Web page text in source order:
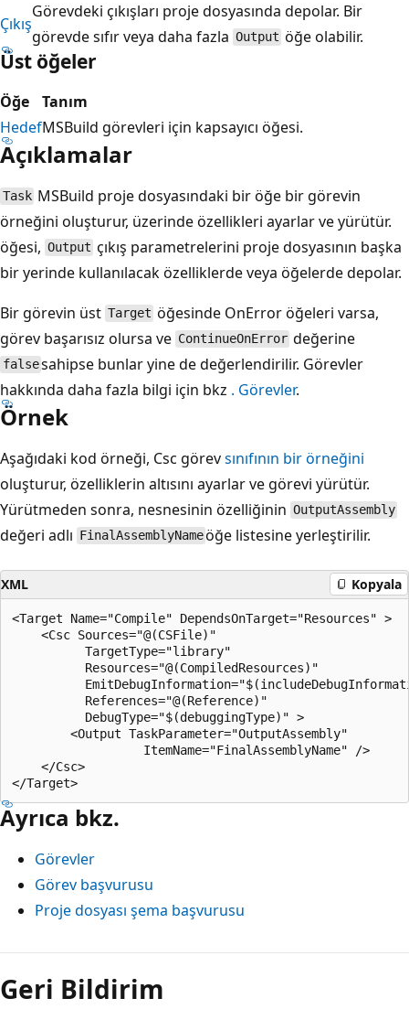
Çıkış
Görevdeki çıkışları proje dosyasında depolar. Bir
görevde sıfır veya daha fazla Output öğe olabilir.
Üst öğeler
Öğe
Tanım
HedefMSBuild görevleri için kapsayıcı öğesi.
Açıklamalar
Task MSBuild proje dosyasındaki bir öğe bir görevin
örneğini oluşturur, üzerinde özellikleri ayarlar ve yürütür.
öğesi, Output çıkış parametrelerini proje dosyasının başka
bir yerinde kullanılacak özelliklerde veya öğelerde depolar.
Bir görevin üst Target öğesinde OnErroröğeleri varsa,
görev başarısız olursa ve ContinueOnError değerine
falsesahipse bunlar yine de değerlendirilir. Görevler
hakkında daha fazla bilgi için bkz . Görevler.
Örnek
Aşağıdaki kod örneği, Csc görevsınıfının bir örneğini
oluşturur, özelliklerin altısını ayarlar ve görevi yürütür.
Yürütmeden sonra, nesnesinin özelliğinin OutputAssembly
değeri adlı FinalAssemblyNameöğe listesine yerleştirilir.
XML Kopyala
<Target Name="Compile" DependsOnTarget="Resources" >
    <Csc Sources="@(CSFile)"
          TargetType="library"
          Resources="@(CompiledResources)"
          References="@(Reference)"
          DebugType="$(debuggingType)" >
        <Output TaskParameter="OutputAssembly"
                  ItemName="FinalAssemblyName" />
    </Csc>
Ayrıca bkz.
Görevler
Görev başvurusu
Proje dosyası şema başvurusu
Okuma
modu
devre
Geri Bildirim